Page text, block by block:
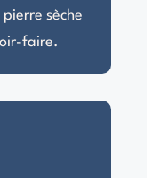
sèche
faire.